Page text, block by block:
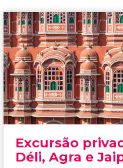
Excursão
Déli, Agra e